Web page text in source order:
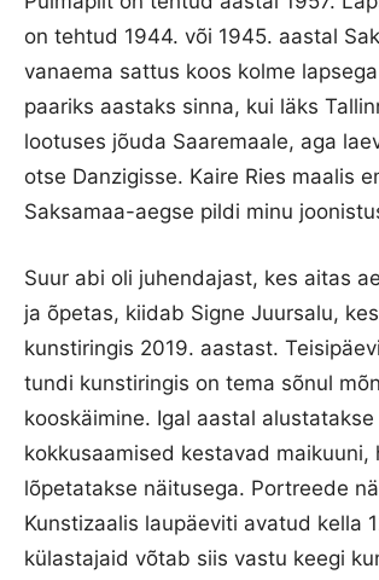
on tehtud 1944. või 1945. aastal
vanaema sattus koos kolme
paariks aastaks sinna, kui läks
lootuses jõuda Saaremaale, aga
otse Danzigisse. Kaire Ries maalis
Saksamaa-aegse pildi minu
Suur abi oli juhendajast, kes aitas
ja õpetas, kiidab Signe Juursalu,
kunstiringis 2019. aastast.
tundi kunstiringis on tema sõnul
kooskäimine. Igal aastal
kokkusaamised kestavad maikuuni,
lõpetatakse näitusega. Portreede
Kunstizaalis laupäeviti avatud kella
külastajaid võtab siis vastu keegi